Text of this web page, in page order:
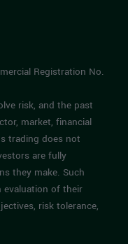
Registration No.
risk, and the past
market, financial
trading does not
are fully
they make. Such
evaluation of their
risk tolerance,